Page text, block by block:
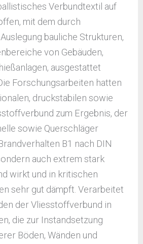
Verbundtextil auf
mit dem durch
bauliche Strukturen,
von Gebäuden,
ausgestattet
Forschungsarbeiten hatten
druckstabilen sowie
zum Ergebnis, der
sowie Querschläger
B1 nach DIN
auch extrem stark
wirkt und in kritischen
sehr gut dämpft. Verarbeitet
der Vliesstoffverbund in
die zur Instandsetzung
Böden, Wänden und